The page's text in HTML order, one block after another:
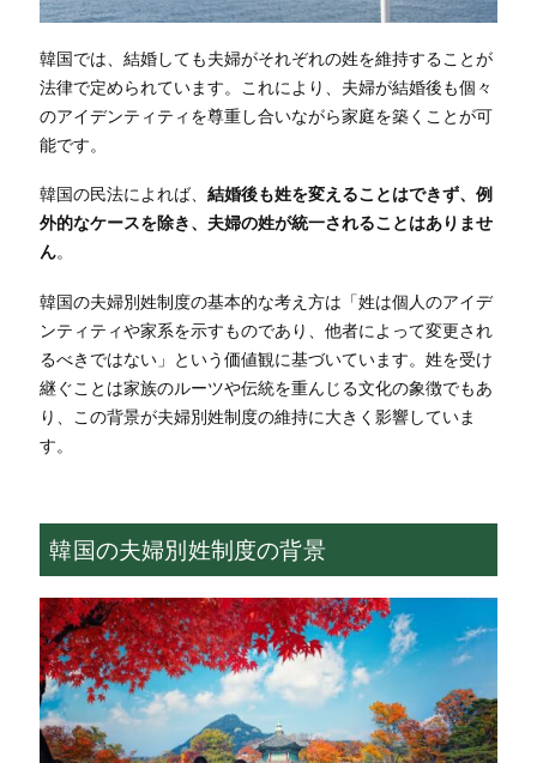
韓国では、結婚しても夫婦がそれぞれの姓を維持することが
法律で定められています。これにより、夫婦が結婚後も個々
のアイデンティティを尊重し合いながら家庭を築くことが可
能です。
韓国の民法によれば、 結婚後も姓を変えることはできず、例
外的なケースを除き、夫婦の姓が統一されることはありませ
ん。
韓国の夫婦別姓制度の基本的な考え方は「姓は個人のアイデ
ンティティや家系を示すものであり、他者によって変更され
るべきではない」という価値観に基づいています。姓を受け
継ぐことは家族のルーツや伝統を重んじる文化の象徴でもあ
り、この背景が夫婦別姓制度の維持に大きく影響していま
す。
韓国の夫婦別姓制度の背景